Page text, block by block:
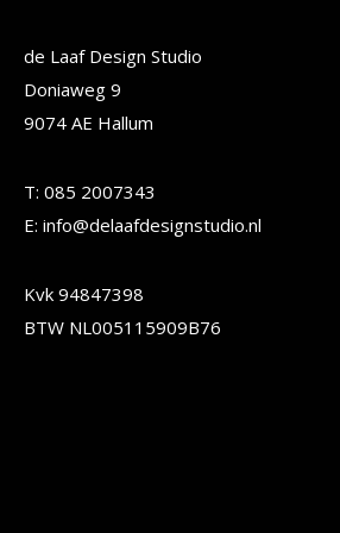
optie
worden
op
productpagina
de Laaf Design Studio
Doniaweg 9
9074 AE Hallum
T: 085 2007343
E: info@delaafdesignstudio.nl
Kvk 94847398
BTW NL005115909B76